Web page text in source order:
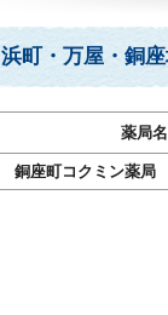
浜町・万屋・銅
薬局名
銅座町コクミン薬局